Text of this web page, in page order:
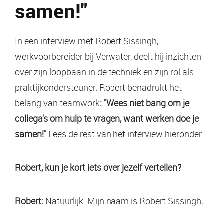
samen!"
In een interview met Robert Sissingh,
werkvoorbereider bij Verwater, deelt hij inzichten
over zijn loopbaan in de techniek en zijn rol als
praktijkondersteuner. Robert benadrukt het
belang van teamwork: "Wees niet bang om je
collega's om hulp te vragen, want werken doe je
samen!" Lees de rest van het interview hieronder.
Robert, kun je kort iets over jezelf vertellen?
Robert: Natuurlijk. Mijn naam is Robert Sissingh,